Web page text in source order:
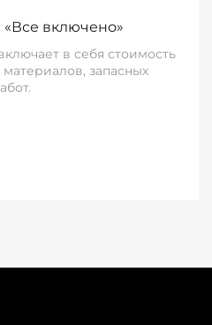
включено»
в себя стоимость
материалов, запасных